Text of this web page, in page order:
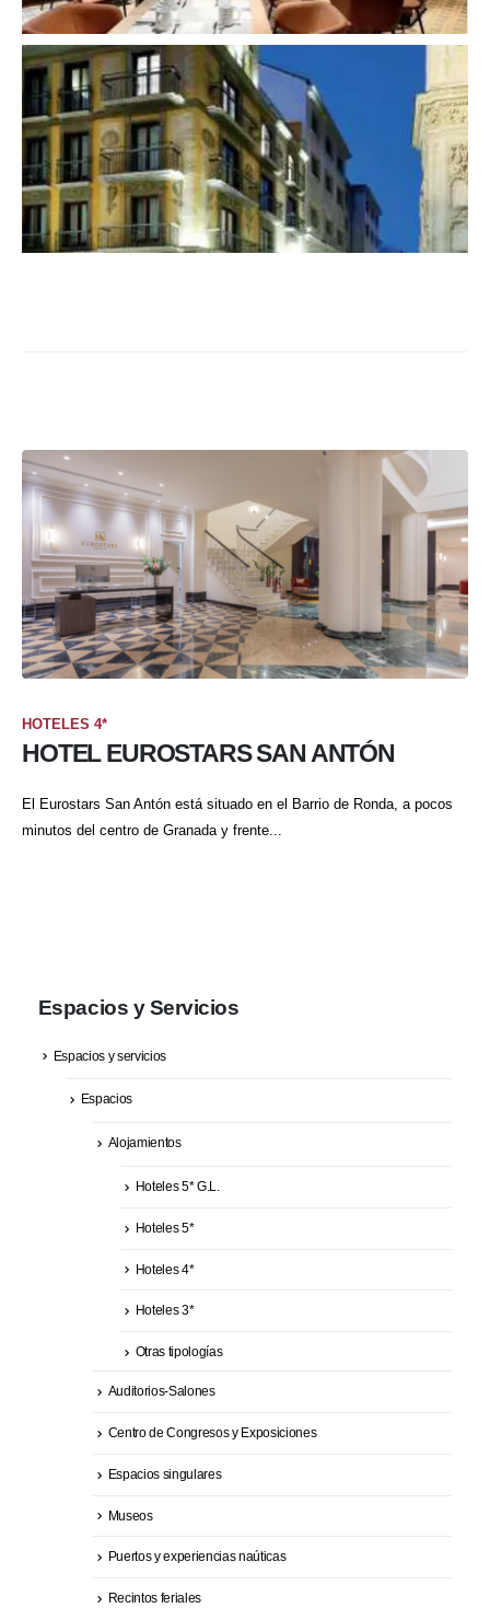
HOTELES 4*
HOTEL EUROSTARS SAN ANTÓN
El Eurostars San Antón está situado en el Barrio de Ronda, a pocos
minutos del centro de Granada y frente...
Espacios y Servicios
Espacios y servicios
Espacios
Alojamientos
Hoteles 5* G.L.
Hoteles 5*
Hoteles 4*
Hoteles 3*
Otras tipologías
Auditorios-Salones
Centro de Congresos y Exposiciones
Espacios singulares
Museos
Puertos y experiencias naúticas
Recintos feriales